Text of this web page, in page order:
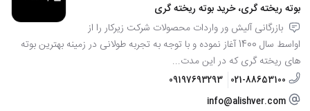
بوته ریخته گری، خرید بوته ریخته گری
بازرگانی آلیش ور واردات محصولات شرکت زیرکار را از
اواسط سال 1400 آغاز نموده و با توجه به تجربه طولانی در زمینه بهترین بوته
های ریخته گری که در این مدت...
021-88653100
09197693293
info@alishver.com